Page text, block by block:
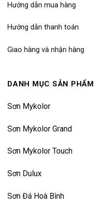
Hướng dẫn mua hàng
Hướng dẫn thanh toán
Giao hàng và nhận hàng
DANH MỤC SẢN PHẨM
Sơn Mykolor
Sơn Mykolor Grand
Sơn Mykolor Touch
Sơn Dulux
Sơn Đá Hoà Bình